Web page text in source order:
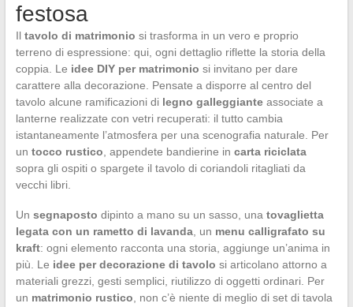
festosa
Il tavolo di matrimonio si trasforma in un vero e proprio
terreno di espressione: qui, ogni dettaglio riflette la storia della
coppia. Le idee DIY per matrimonio si invitano per dare
carattere alla decorazione. Pensate a disporre al centro del
tavolo alcune ramificazioni di legno galleggianteassociate a
lanterne realizzate con vetri recuperati: il tutto cambia
istantaneamente l’atmosfera per una scenografia naturale. Per
un tocco rustico , appendete bandierine in carta riciclata
sopra gli ospiti o spargete il tavolo di coriandoli ritagliati da
vecchi libri.
Un segnaposto dipinto a mano su un sasso, una tovaglietta
legata con un rametto di lavanda, un menu calligrafato su
kraft: ogni elemento racconta una storia, aggiunge un’anima in
più. Le idee per decorazione di tavolo si articolano attorno a
materiali grezzi, gesti semplici, riutilizzo di oggetti ordinari. Per
un matrimonio rustico , non c’è niente di meglio di set di tavola